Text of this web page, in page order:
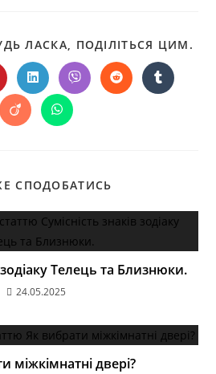
ЛАСКА, ПОДІЛІТЬСЯ ЦИМ.
СПОДОБАТИСЬ
зодіаку Телець та Близнюки.
24.05.2025
міжкімнатні двері?